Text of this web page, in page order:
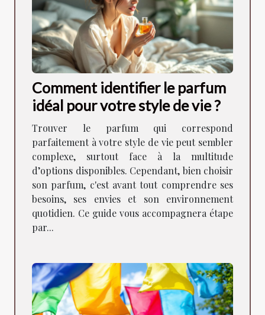
Comment identifier le parfum
idéal pour votre style de vie ?
Trouver le parfum qui correspond
parfaitement à votre style de vie peut sembler
complexe, surtout face à la multitude
d’options disponibles. Cependant, bien choisir
son parfum, c'est avant tout comprendre ses
besoins, ses envies et son environnement
quotidien. Ce guide vous accompagnera étape
par...